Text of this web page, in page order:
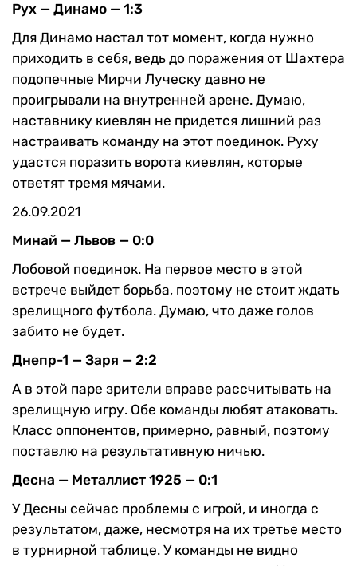
Рух — Динамо — 1:3
Для Динамо настал тот момент, когда нужно
приходить в себя, ведь до поражения от Шахтера
подопечные Мирчи Луческу давно не
проигрывали на внутренней арене. Думаю,
наставнику киевлян не придется лишний раз
настраивать команду на этот поединок. Руху
удастся поразить ворота киевлян, которые
ответят тремя мячами.
26.09.2021
Минай — Львов — 0:0
Лобовой поединок. На первое место в этой
встрече выйдет борьба, поэтому не стоит ждать
зрелищного футбола. Думаю, что даже голов
забито не будет.
Днепр-1 — Заря — 2:2
А в этой паре зрители вправе рассчитывать на
зрелищную игру. Обе команды любят атаковать.
Класс оппонентов, примерно, равный, поэтому
поставлю на результативную ничью.
Десна — Металлист 1925 — 0:1
У Десны сейчас проблемы с игрой, и иногда с
результатом, даже, несмотря на их третье место
в турнирной таблице. У команды не видно